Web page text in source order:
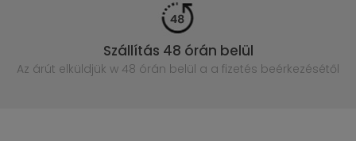
Szállítás 48 órán belül
Az árút elküldjük w 48 órán belül a a fizetés beérkezésétől